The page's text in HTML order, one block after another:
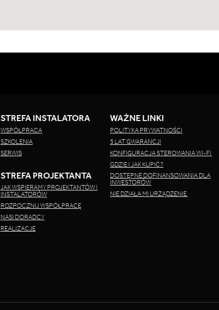
STREFA INSTALATORA
WSPÓŁPRACA
SZKOLENIA
SERWIS
STREFA PROJEKTANTA
JAK WSPIERAMY PROJEKTANTÓW I
INSTALATORÓW
ROZPOCZNIJ WSPÓŁPRACĘ
NASI DORADCY
REALIZACJE
WAŻNE LINKI
POLITYKA PRYWATNOŚCI
5 LAT GWARANCJI
KONFIGURACJA STEROWANIA WI-FI
GDZIE I JAK KUPIĆ?
DOSTĘPNE DOFINANSOWANIA DLA
INWESTORÓW
NIE DZIAŁA MI URZĄDZENIE